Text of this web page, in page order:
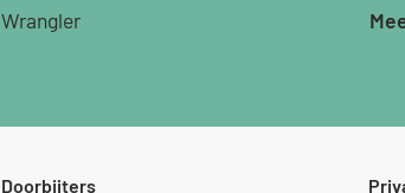
Wrangler
Doorbijters